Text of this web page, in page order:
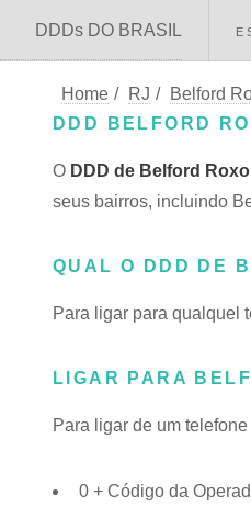
DDDs DO BRASIL
Home / RJ / Belford
DDD BELFORD
O DDD de Belford
seus bairros, incluindo
QUAL O DDD DE
Para ligar para qualquel
LIGAR PARA
Para ligar de um
0 + Código da